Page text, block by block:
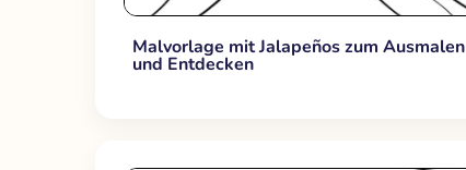
Malvorlage mit Jalapeños zum Ausmalen
und Entdecken